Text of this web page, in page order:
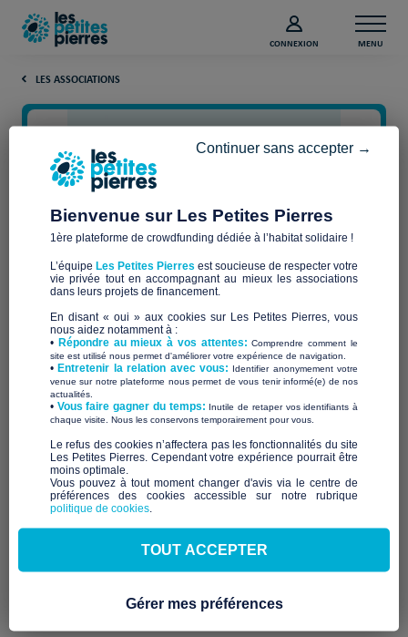
CONNEXION MENU
LES ASSOCIATIONS
L'Escale
Qui sommes-nous ?
Description à venir
Notre mission et nos
engagements
À venir
Bienvenue sur Les Petites Pierres
1ère plateforme de crowdfunding dédiée à l’habitat solidaire !
L’équipe Les Petites Pierres est soucieuse de respecter votre
vie privée tout en accompagnant au mieux les associations
dans leurs projets de financement.
En disant « oui » aux cookies sur Les Petites Pierres, vous
nous aidez notamment à :
• Répondre au mieux à vos attentes:Comprendre comment le
site est utilisé nous permet d'améliorer votre expérience de navigation.
•Entretenir la relation avec vous: Identifier anonymement votre
venue sur notre plateforme nous permet de vous tenir informé(e) de nos
actualités.
​• Vous faire gagner du temps: Inutile de retaper vos identifiants à
chaque visite. Nous les conservons temporairement pour vous.
​Le refus des cookies n’affectera pas les fonctionnalités du site
Les Petites Pierres. Cependant votre expérience pourrait être
moins optimale.​
Vous pouvez à tout moment changer d'avis via le centre de
préférences des cookies accessible sur notre rubrique
politique de cookies
Continuer sans accepter →
TOUT ACCEPTER
Gérer mes préférences